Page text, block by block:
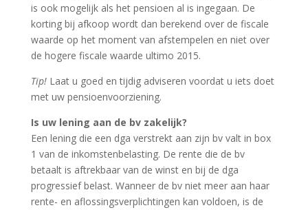
is ook mogelijk als het pensioen al is ingegaan. De
korting bij afkoop wordt dan berekend over de fiscale
waarde op het moment van afstempelen en niet over
de hogere fiscale waarde ultimo 2015.
Tip! Laat u goed en tijdig adviseren voordat u iets doet
met uw pensioenvoorziening.
Is uw lening aan de bv zakelijk?
Een lening die een dga verstrekt aan zijn bv valt in box
1 van de inkomstenbelasting. De rente die de bv
betaalt is aftrekbaar van de winst en bij de dga
progressief belast. Wanneer de bv niet meer aan haar
rente- en aflossingsverplichtingen kan voldoen, is de